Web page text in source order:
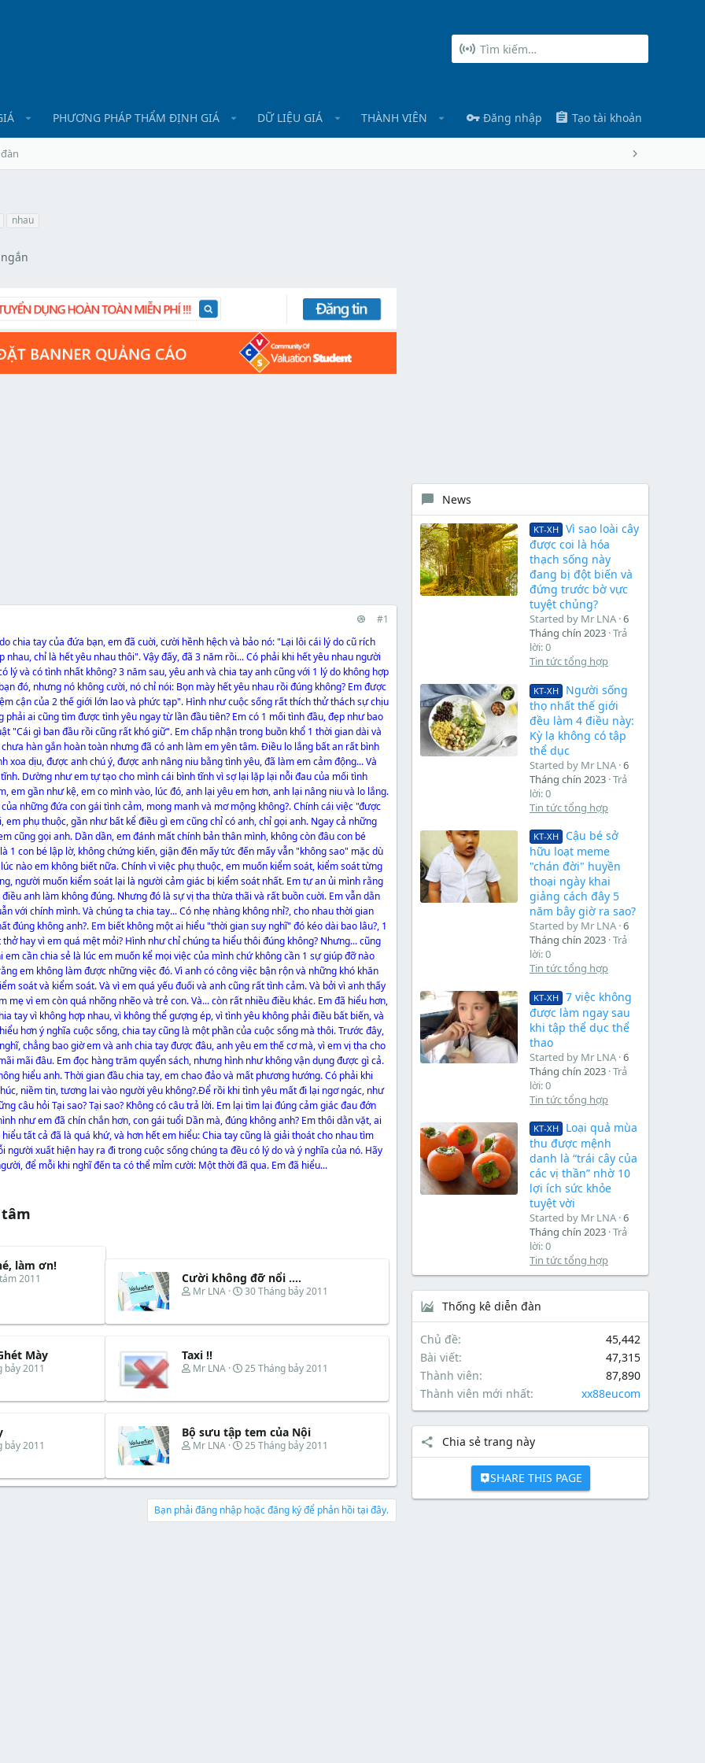
PHƯƠNG PHÁP THẨM ĐỊNH GIÁ DỮ LIỆU GIÁ THÀNH VIÊN Đăng nhập Tạo tài khoản
nhau
#1
chia tay của đứa bạn, em đã cuời, cười hềnh hệch và bảo nó: "Lại lôi cái lý do cũ rích
chỉ là hết yêu nhau thôi". Vậy đấy, đã 3 năm rồi... Có phải khi hết yêu nhau người
lý và có tình nhất không? 3 năm sau, yêu anh và chia tay anh cũng với 1 lý do không hợp
đó, nhưng nó không cười, nó chỉ nói: Bọn mày hết yêu nhau rồi đúng không? Em được
cận của 2 thế giới lớn lao và phức tạp". Hình như cuộc sống rất thích thử thách sự chịu
ai cũng tìm được tình yêu ngay từ lần đầu tiên? Em có 1 mối tình đầu, đẹp như bao
"Cái gì ban đầu rồi cũng rất khó giữ". Em chấp nhận trong buồn khổ 1 thời gian dài và
hàn gắn hoàn toàn nhưng đã có anh làm em yên tâm. Điều lo lắng bất an rất bình
xoa dịu, được anh chú ý, được anh nâng niu bằng tình yêu, đã làm em cảm động... Và
Dường như em tự tạo cho mình cái bình tĩnh vì sợ lại lặp lại nỗi đau của mối tình
em gần như kệ, em co mình vào, lúc đó, anh lại yêu em hơn, anh lại nâng niu và lo lắng.
những đứa con gái tình cảm, mong manh và mơ mộng không?. Chính cái việc "được
em phụ thuộc, gần như bất kể điều gì em cũng chỉ có anh, chỉ gọi anh. Ngay cả những
cũng gọi anh. Dần dần, em đánh mất chính bản thân mình, không còn đâu con bé
1 con bé lập lờ, không chứng kiến, giận đến mấy tức đến mấy vẫn "không sao" mặc dù
nào em không biết nữa. Chính vì việc phụ thuộc, em muốn kiểm soát, kiểm soát từng
người muốn kiểm soát lại là người cảm giác bị kiểm soát nhất. Em tự an ủi mình rằng
anh làm không đúng. Nhưng đó là sự vị tha thừa thãi và rất buồn cuời. Em vẫn dằn
với chính mình. Và chúng ta chia tay... Có nhẹ nhàng không nhỉ?, cho nhau thời gian
đúng không anh?. Em biết không một ai hiểu "thời gian suy nghĩ" đó kéo dài bao lâu?, 1
hay vì em quá mệt mỏi? Hình như chỉ chúng ta hiểu thôi đúng không? Nhưng... cũng
em cần chia sẻ là lúc em muốn kể mọi việc của mình chứ không cần 1 sự giúp đỡ nào
em không làm được những việc đó. Vì anh có công việc bận rộn và những khó khăn
soát và kiểm soát. Và vì em quá yếu đuối và anh cũng rất tình cảm. Và bởi vì anh thấy
mẹ vì em còn quá nhõng nhẽo và trẻ con. Và... còn rất nhiều điều khác. Em đã hiểu hơn,
tay vì không hợp nhau, vì không thể gượng ép, vì tình yêu không phải điều bất biến, và
hơn ý nghĩa cuộc sống, chia tay cũng là một phần của cuộc sống mà thôi. Trước đây,
chẳng bao giờ em và anh chia tay được đâu, anh yêu em thế cơ mà, vì em vị tha cho
mãi đâu. Em đọc hàng trăm quyển sách, nhưng hình như không vận dụng được gì cả.
hiểu anh. Thời gian đầu chia tay, em chao đảo và mất phương hướng. Có phải khi
niềm tin, tương lai vào người yêu không?.Để rồi khi tình yêu mất đi lại ngơ ngác, như
câu hỏi Tại sao? Tại sao? Không có câu trả lời. Em lại tìm lại đúng cảm giác đau đớn
như em đã chín chắn hơn, con gái tuổi Dần mà, đúng không anh? Em thôi dằn vặt, ai
tất cả đã là quá khứ, và hơn hết em hiểu: Chia tay cũng là giải thoát cho nhau tìm
xuất hiện hay ra đi trong cuộc sống chúng ta đều có lý do và ý nghĩa của nó. Hãy
để mỗi khi nghĩ đến ta có thể mỉm cười: Một thời đã qua. Em đã hiểu...
làm ơn!
2011 Cười không đỡ nổi ....
T
e
d
s
r
e
r
Mr LNA
N
y
t
u
30 Tháng bảy 2011
Mày
bảy 2011
Taxi !!
T
e
d
s
r
e
r
Mr LNA
N
y
ắ
t
u
25 Tháng bảy 2011
bảy 2011
Bộ sưu tập tem của Nội
T
e
d
s
Mr LNA
N
y
ắ
t
25 Tháng bảy 2011
Bạn phải đăng nhập hoặc đăng ký để phản hồi tại đây.
News
KT-XH
Vì sao loài cây
được coi là hóa
thạch sống này
đang bị đột biến và
đứng trước bờ vực
tuyệt chủng?
Started by Mr LNA 6
Tháng chín 2023 Trả
lời: 0
Tin tức tổng hợp
KT-XH
Người sống
thọ nhất thế giới
đều làm 4 điều này:
Kỳ lạ không có tập
thể dục
Started by Mr LNA 6
Tháng chín 2023 Trả
lời: 0
Tin tức tổng hợp
KT-XH
Cậu bé sở
hữu loạt meme
"chán đời" huyền
thoại ngày khai
giảng cách đây 5
năm bây giờ ra sao?
Started by Mr LNA 6
Tháng chín 2023 Trả
lời: 0
Tin tức tổng hợp
KT-XH
7 việc không
được làm ngay sau
khi tập thể dục thể
thao
Started by Mr LNA 6
Tháng chín 2023 Trả
lời: 0
Tin tức tổng hợp
KT-XH
Loại quả mùa
thu được mệnh
danh là “trái cây của
các vị thần” nhờ 10
lợi ích sức khỏe
tuyệt vời
Started by Mr LNA 6
Tháng chín 2023 Trả
lời: 0
Tin tức tổng hợp
Thống kê diễn đàn
Chủ đề
45,442
Bài viết
47,315
Thành viên
87,890
Thành viên mới nhất
xx88eucom
Chia sẻ trang này
SHARE THIS PAGE